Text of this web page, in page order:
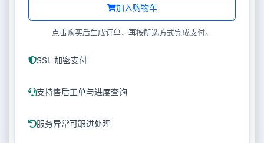
加入购物车
点击购买后生成订单，再按所选方式完成支付。
SSL 加密支付
支持售后工单与进度查询
服务异常可跟进处理